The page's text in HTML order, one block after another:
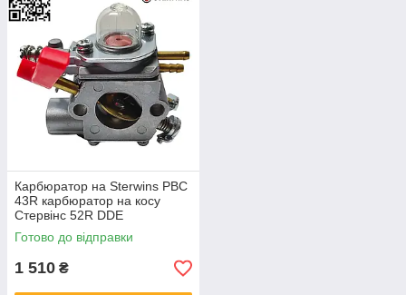
Карбюратор на Sterwins PBC
43R карбюратор на косу
Стервінс 52R DDE
карбюратор на
бензотримера GB 5200R
Готово до відправки
1 510 ₴